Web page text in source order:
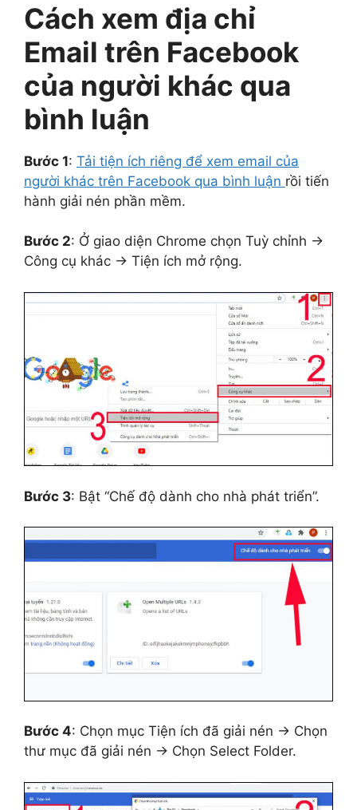
Cách xem địa chỉ
Email trên Facebook
của người khác qua
bình luận
Bước 1: Tải tiện ích riêng để xem email của
người khác trên Facebook qua bình luận rồi tiến
hành giải nén phần mềm.
Bước 2: Ở giao diện Chrome chọn Tuỳ chỉnh →
Công cụ khác → Tiện ích mở rộng.
Bước 3: Bật “Chế độ dành cho nhà phát triển”.
Bước 4: Chọn mục Tiện ích đã giải nén → Chọn
thư mục đã giải nén → Chọn Select Folder.